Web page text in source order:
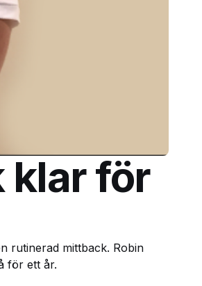
klar för
rutinerad mittback. Robin
för ett år.